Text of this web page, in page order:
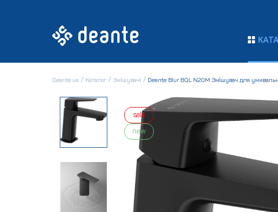
Deante.ua Каталог Змішувачі Deante Blur BQL N20M Змішувач для
sale
new